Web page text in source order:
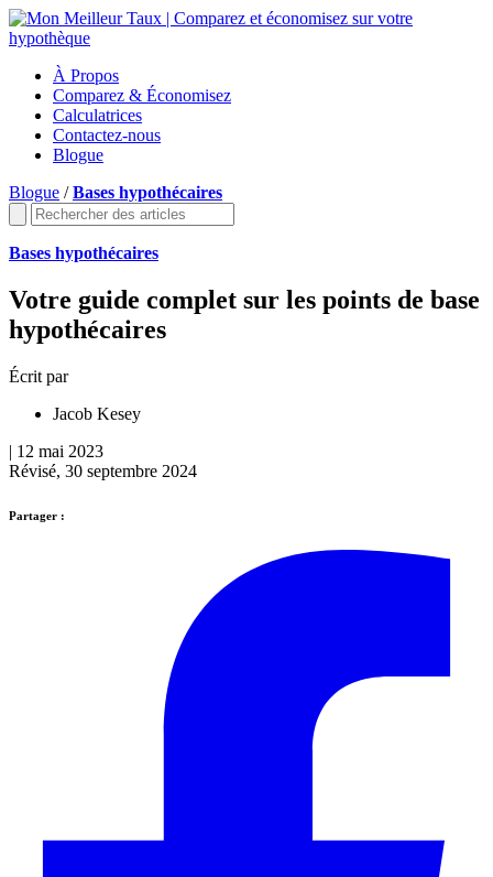
À Propos
Comparez & Économisez
Calculatrices
Contactez-nous
Blogue
Blogue /Bases hypothécaires
Bases hypothécaires
Votre guide complet sur les points de base
hypothécaires
Écrit par
Jacob Kesey
| 12 mai 2023
Révisé, 30 septembre 2024
Partager :